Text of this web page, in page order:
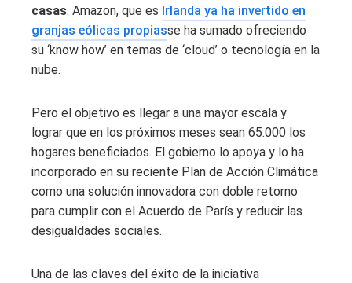
casas. Amazon, que es Irlanda ya ha invertido en
granjas eólicas propiasse ha sumado ofreciendo
su ‘know how’ en temas de ‘cloud’ o tecnología en la
nube.
Pero el objetivo es llegar a una mayor escala y
lograr que en los próximos meses sean 65.000 los
hogares beneficiados. El gobierno lo apoya y lo ha
incorporado en su reciente Plan de Acción Climática
como una solución innovadora con doble retorno
para cumplir con el Acuerdo de París y reducir las
desigualdades sociales.
Una de las claves del éxito de la iniciativa